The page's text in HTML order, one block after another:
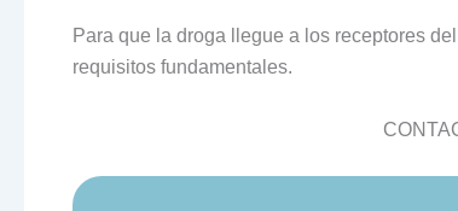
Para que la droga llegue a los receptores
requisitos fundamentales.